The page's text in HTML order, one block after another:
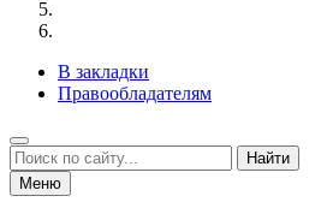
В закладки
Правообладателям
Найти
Меню